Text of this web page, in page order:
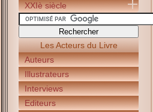
XXIè siècle
Les Acteurs du Livre
Auteurs
Illustrateurs
Interviews
Editeurs